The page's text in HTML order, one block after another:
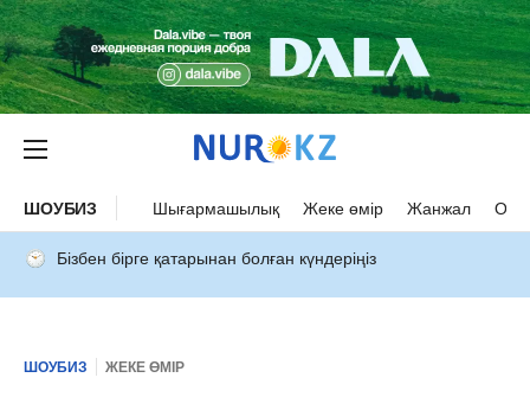
ШОУБИЗ Шығармашылық Жеке өмір Жанжал
Бізбен бірге қатарынан болған күндеріңіз
ШОУБИЗ ЖЕКЕ ӨМІР